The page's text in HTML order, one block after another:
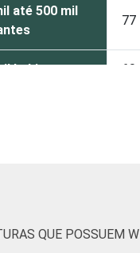
até 500 mil
77
habitantes 60
ter acesso à
QUE POSSUEM